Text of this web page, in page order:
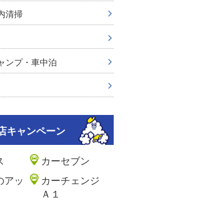
清掃
ンプ・車中泊
キャンペーン
カーセブン
アッ
カーチェンジ
Ａ１